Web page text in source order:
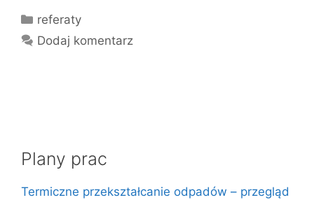
Kategorie
referaty
Dodaj komentarz
Plany prac
Termiczne przekształcanie odpadów – przegląd